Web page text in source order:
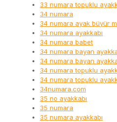
33 numara topuklu
34 numara
34 numara ayak büyür
34 numara ayakkabı
34 numara babet
34 numara bayan
34 numara bayan
34 numara topuklu
34 numara topuklu
34numara.com
35 no ayakkabı
35 numara
35 numara ayakkabı